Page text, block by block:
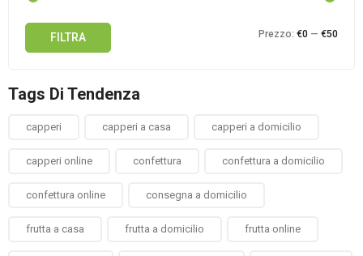
FILTRA Prezzo: €0 — €50
Tags Di Tendenza
capperi capperi a casa capperi a domicilio
capperi online confettura confettura a domicilio
confettura online consegna a domicilio
frutta a casa frutta a domicilio frutta online